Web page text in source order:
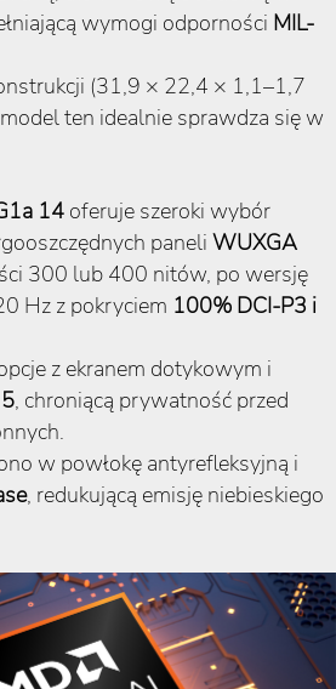
wymogi odporności MIL-
(31,9 × 22,4 × 1,1–1,7
ten idealnie sprawdza się w
14 oferuje szeroki wybór
paneli WUXGA
300 lub 400 nitów, po wersję
Hz z pokryciem 100% DCI-P3 i
z ekranem dotykowym i
, chroniącą prywatność przed
w powłokę antyrefleksyjną i
, redukującą emisję niebieskiego